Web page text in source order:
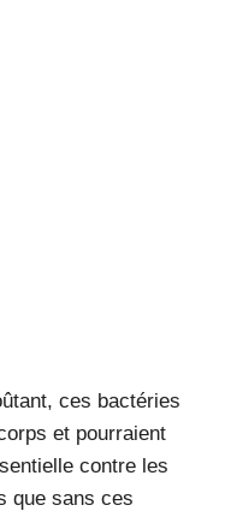
ces bactéries
et pourraient
contre les
que sans ces